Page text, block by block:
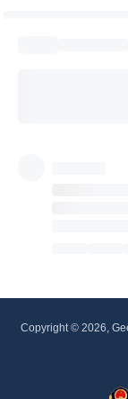
Copyright © 2026,